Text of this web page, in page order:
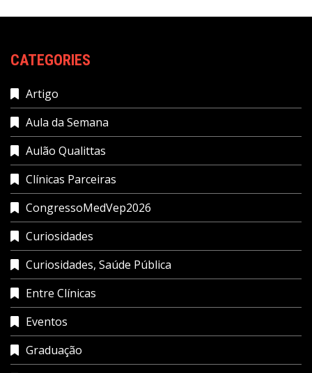
CATEGORIES
Artigo
Aula da Semana
Aulão Qualittas
Clínicas Parceiras
CongressoMedVep2026
Curiosidades
Curiosidades, Saúde Pública
Entre Clínicas
Eventos
Graduação